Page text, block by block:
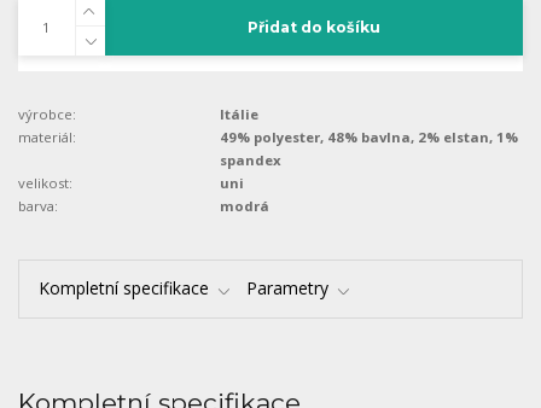
Přidat do košíku
výrobce:
Itálie
materiál:
49% polyester, 48% bavlna, 2% elstan, 1%
spandex
velikost:
uni
barva:
modrá
Kompletní specifikace Parametry